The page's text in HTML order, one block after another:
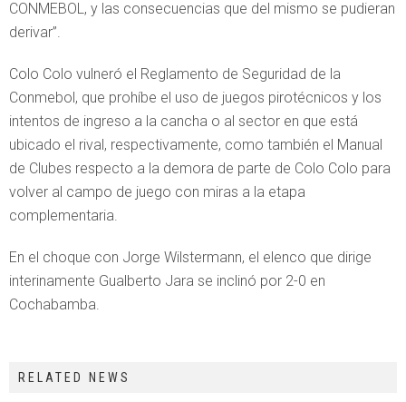
CONMEBOL, y las consecuencias que del mismo se pudieran
derivar”.
Colo Colo vulneró el Reglamento de Seguridad de la
Conmebol, que prohíbe el uso de juegos pirotécnicos y los
intentos de ingreso a la cancha o al sector en que está
ubicado el rival, respectivamente, como también el Manual
de Clubes respecto a la demora de parte de Colo Colo para
volver al campo de juego con miras a la etapa
complementaria.
En el choque con Jorge Wilstermann, el elenco que dirige
interinamente Gualberto Jara se inclinó por 2-0 en
Cochabamba.
RELATED NEWS